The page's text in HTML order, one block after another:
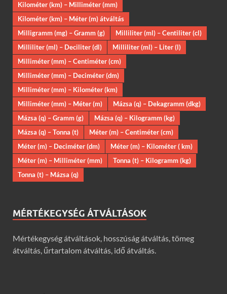
Kilométer (km) – Milliméter (mm)
Kilométer (km) – Méter (m) átváltás
Milligramm (mg) – Gramm (g)
Milliliter (ml) – Centiliter (cl)
Milliliter (ml) – Deciliter (dl)
Milliliter (ml) – Liter (l)
Milliméter (mm) – Centiméter (cm)
Milliméter (mm) – Deciméter (dm)
Milliméter (mm) – Kilométer (km)
Milliméter (mm) – Méter (m)
Mázsa (q) – Dekagramm (dkg)
Mázsa (q) – Gramm (g)
Mázsa (q) – Kilogramm (kg)
Mázsa (q) – Tonna (t)
Méter (m) – Centiméter (cm)
Méter (m) – Deciméter (dm)
Méter (m) – Kilométer ( km)
Méter (m) – Milliméter (mm)
Tonna (t) – Kilogramm (kg)
Tonna (t) – Mázsa (q)
MÉRTÉKEGYSÉG ÁTVÁLTÁSOK
Mértékegység átváltások, hosszúság átváltás, tömeg
átváltás, űrtartalom átváltás, idő átváltás.